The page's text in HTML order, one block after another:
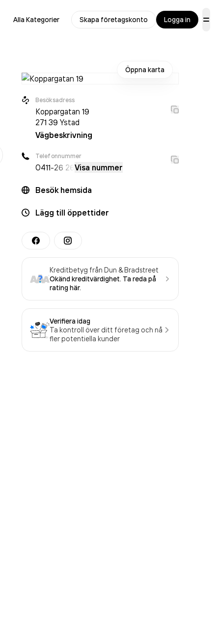
Alla Kategorier Skapa företagskonto Logga in
Öppna karta
Besöksadress
Koppargatan 19
271 39 Ystad
Vägbeskrivning
Telefonnummer
0411-26 26 Visa nummer
Besök hemsida
Lägg till öppettider
Kreditbetyg från Dun & Bradstreet
Okänd kreditvärdighet. Ta reda på
rating här.
Verifiera idag
Ta kontroll över ditt företag och nå
fler potentiella kunder